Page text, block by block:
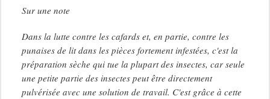
Sur une note
Dans la lutte contre les cafards et, en partie, contre les
punaises de lit dans les pièces fortement infestées, c'est la
préparation sèche qui tue la plupart des insectes, car seule
une petite partie des insectes peut être directement
pulvérisée avec une solution de travail. C'est grâce à cette